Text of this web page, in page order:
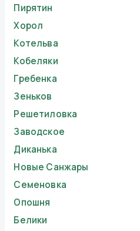
Пирятин
Хорол
Котельва
Кобеляки
Гребенка
Зеньков
Решетиловка
Заводское
Диканька
Новые Санжары
Семеновка
Опошня
Белики